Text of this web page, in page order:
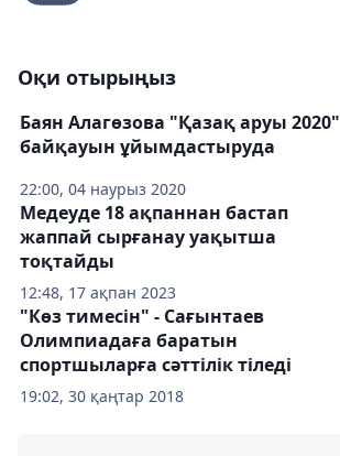
Оқи отырыңыз
22:00, 04 наурыз 2020
Баян Алагөзова "Қазақ аруы 2020"
байқауын ұйымдастыруда
12:48, 17 ақпан 2023
Медеуде 18 ақпаннан бастап
жаппай сырғанау уақытша
тоқтайды
19:02, 30 қаңтар 2018
"Көз тимесін" - Сағынтаев
Олимпиадаға баратын
спортшыларға сәттілік тіледі